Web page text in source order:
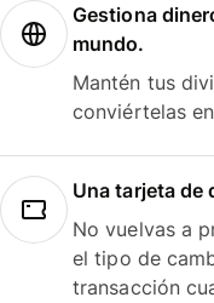
Gestiona
mundo.
Mantén tus
conviértelas
Una tarjeta de
No vuelvas a
el tipo de
transacción